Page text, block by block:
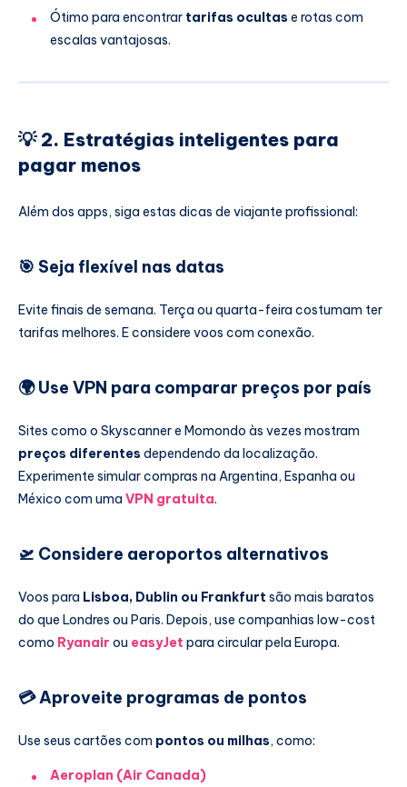
Ótimo para encontrar tarifas ocultas e rotas com
escalas vantajosas.
💡 2. Estratégias inteligentes para
pagar menos
Além dos apps, siga estas dicas de viajante profissional:
🎯 Seja flexível nas datas
Evite finais de semana. Terça ou quarta-feira costumam ter
tarifas melhores. E considere voos com conexão.
🌍Use VPN para comparar preços por país
Sites como o Skyscanner e Momondo às vezes mostram
preços diferentes dependendo da localização.
Experimente simular compras na Argentina, Espanha ou
México com uma VPN gratuita.
🛫 Considere aeroportos alternativos
Voos para Lisboa, Dublin ou Frankfurt são mais baratos
do que Londres ou Paris. Depois, use companhias low-cost
como Ryanair ou easyJet para circular pela Europa.
💳Aproveite programas de pontos
Use seus cartões com pontos ou milhas, como:
Aeroplan (Air Canada)